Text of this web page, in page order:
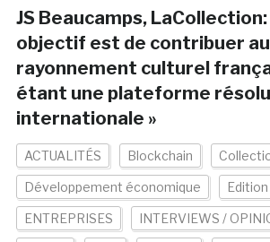
JS Beaucamps,
objectif est de contribuer au
rayonnement culturel
étant une plateforme
internationale »
ACTUALITÉS Blockchain
Développement économique
ENTREPRISES INTERVIEWS /